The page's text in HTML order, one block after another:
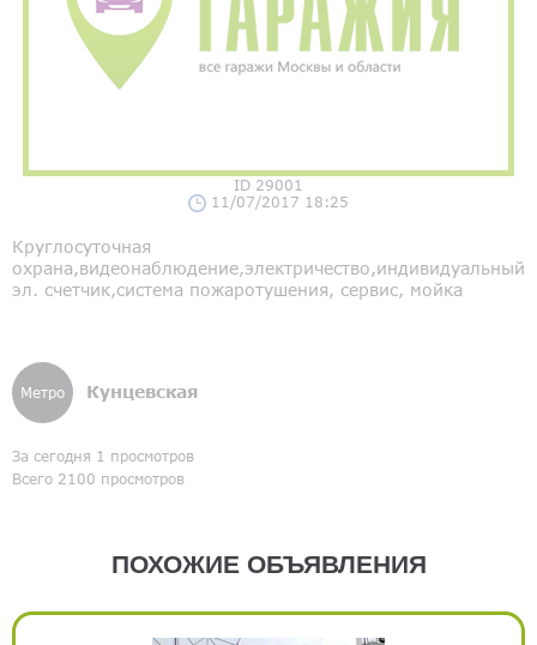
ID 29001
11/07/2017 18:25
Круглосуточная
охрана,видеонаблюдение,электричество,индивидуальный
эл. счетчик,система пожаротушения, сервис, мойка
Метро Кунцевская
За сегодня 1 просмотров
Всего 2100 просмотров
ПОХОЖИЕ ОБЪЯВЛЕНИЯ